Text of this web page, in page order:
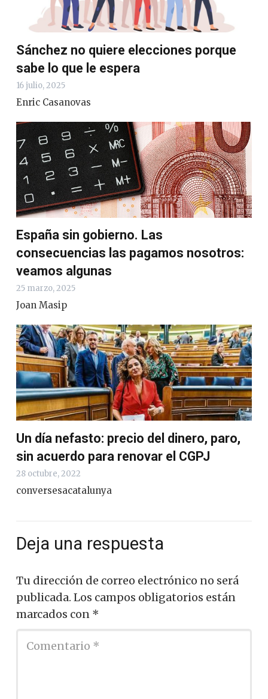
Sánchez no quiere elecciones porque
sabe lo que le espera
16 julio, 2025
Enric Casanovas
España sin gobierno. Las
consecuencias las pagamos nosotros:
veamos algunas
25 marzo, 2025
Joan Masip
Un día nefasto: precio del dinero, paro,
sin acuerdo para renovar el CGPJ
28 octubre, 2022
conversesacatalunya
Deja una respuesta
Tu dirección de correo electrónico no será
publicada. Los campos obligatorios están
marcados con *